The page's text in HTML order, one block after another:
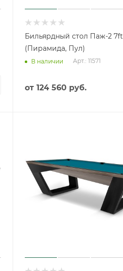
Бильярдный стол Паж-2 7ft
(Пирамида, Пул)
В наличии Арт.: 11571
от 124 560 руб.